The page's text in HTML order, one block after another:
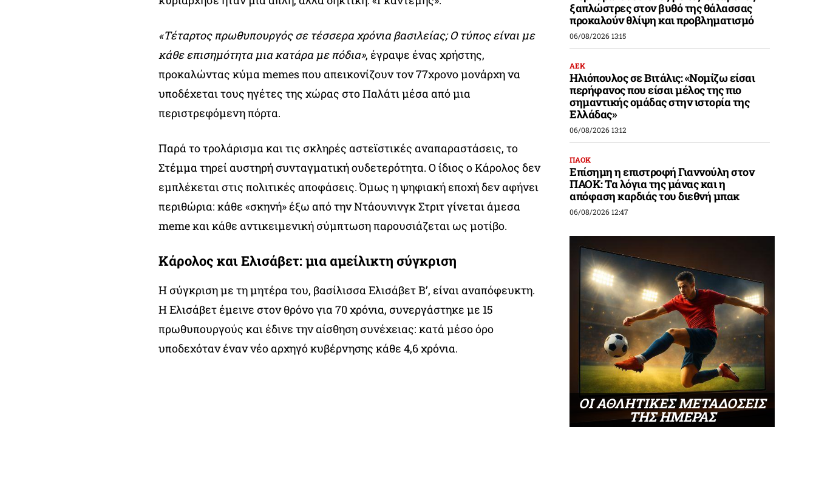
«Τέταρτος πρωθυπουργός σε τέσσερα χρόνια βασιλείας; Ο τύπος είναι με
κάθε επισημότητα μια κατάρα με πόδια», έγραψε ένας χρήστης,
προκαλώντας κύμα memes που απεικονίζουν τον 77χρονο μονάρχη να
υποδέχεται τους ηγέτες της χώρας στο Παλάτι μέσα από μια
περιστρεφόμενη πόρτα.
Παρά το τρολάρισμα και τις σκληρές αστεϊστικές αναπαραστάσεις, το
Στέμμα τηρεί αυστηρή συνταγματική ουδετερότητα. Ο ίδιος ο Κάρολος δεν
εμπλέκεται στις πολιτικές αποφάσεις. Όμως η ψηφιακή εποχή δεν αφήνει
περιθώρια: κάθε «σκηνή» έξω από την Ντάουνινγκ Στριτ γίνεται άμεσα
meme και κάθε αντικειμενική σύμπτωση παρουσιάζεται ως μοτίβο.
Κάρολος και Ελισάβετ: μια αμείλικτη σύγκριση
Η σύγκριση με τη μητέρα του, βασίλισσα Ελισάβετ Β’, είναι αναπόφευκτη.
Η Ελισάβετ έμεινε στον θρόνο για 70 χρόνια, συνεργάστηκε με 15
πρωθυπουργούς και έδινε την αίσθηση συνέχειας: κατά μέσο όρο
υποδεχόταν έναν νέο αρχηγό κυβέρνησης κάθε 4,6 χρόνια.
ξαπλώστρες στον βυθό της θάλασσας
προκαλούν θλίψη και προβληματισμό
06/08/2026 13:15
ΑΕΚ
Ηλιόπουλος σε Βιτάλις: «Νομίζω είσαι
περήφανος που είσαι μέλος της πιο
σημαντικής ομάδας στην ιστορία της
Ελλάδας»
06/08/2026 13:12
ΠΑΟΚ
Επίσημη η επιστροφή Γιαννούλη στον
ΠΑΟΚ: Τα λόγια της μάνας και η
απόφαση καρδιάς του διεθνή μπακ
06/08/2026 12:47
ΟΙ ΑΘΛΗΤΙΚΕΣ ΜΕΤΑΔΟΣΕΙΣ
ΤΗΣ ΗΜΕΡΑΣ